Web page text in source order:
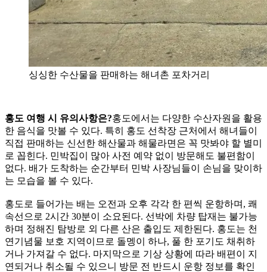
싱싱한 수산물을 판매하는 해녀촌 포차거리
홍도 여행 시 유의사항은?홍도에서는 다양한 수산자원을 활용
한 음식을 맛볼 수 있다. 특히 홍도 선착장 근처에서 해녀들이
직접 판매하는 신선한 해산물과 해물라면은 꼭 맛봐야 할 별미
로 꼽힌다. 민박집이 많아 사전 예약 없이 방문해도 불편함이
없다. 배가 도착하는 순간부터 민박 사장님들이 손님을 맞이하
는 모습을 볼 수 있다.
홍도로 들어가는 배는 오전과 오후 각각 한 편씩 운항하며, 쾌
속선으로 2시간 30분이 소요된다. 선박에 차량 탑재는 불가능
하며 정해진 탐방로 외 다른 산은 출입도 제한된다. 홍도는 천
연기념물 보호 지역이므로 돌멩이 하나, 풀 한 포기도 채취하
거나 가져갈 수 없다. 마지막으로 기상 상황에 따라 배편이 지
연되거나 취소될 수 있으니 방문 전 반드시 운항 정보를 확인